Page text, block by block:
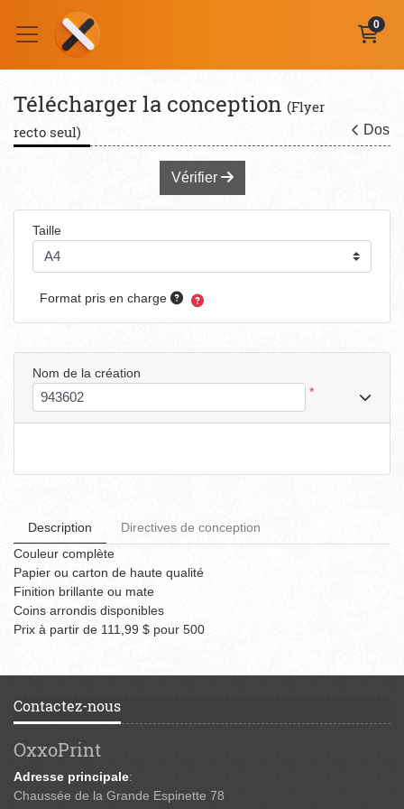
0
Télécharger la conception (Flyer
recto seul)
Dos
Description
Directives de conception
Couleur complète
Papier ou carton de haute qualité
Finition brillante ou mate
Coins arrondis disponibles
Prix à partir de 111,99 $ pour 500
Vérifier
Taille
Format pris en charge
Nom de la création
*
Contactez-nous
OxxoPrint
Adresse principale:
Chaussée de la Grande Espinette 78